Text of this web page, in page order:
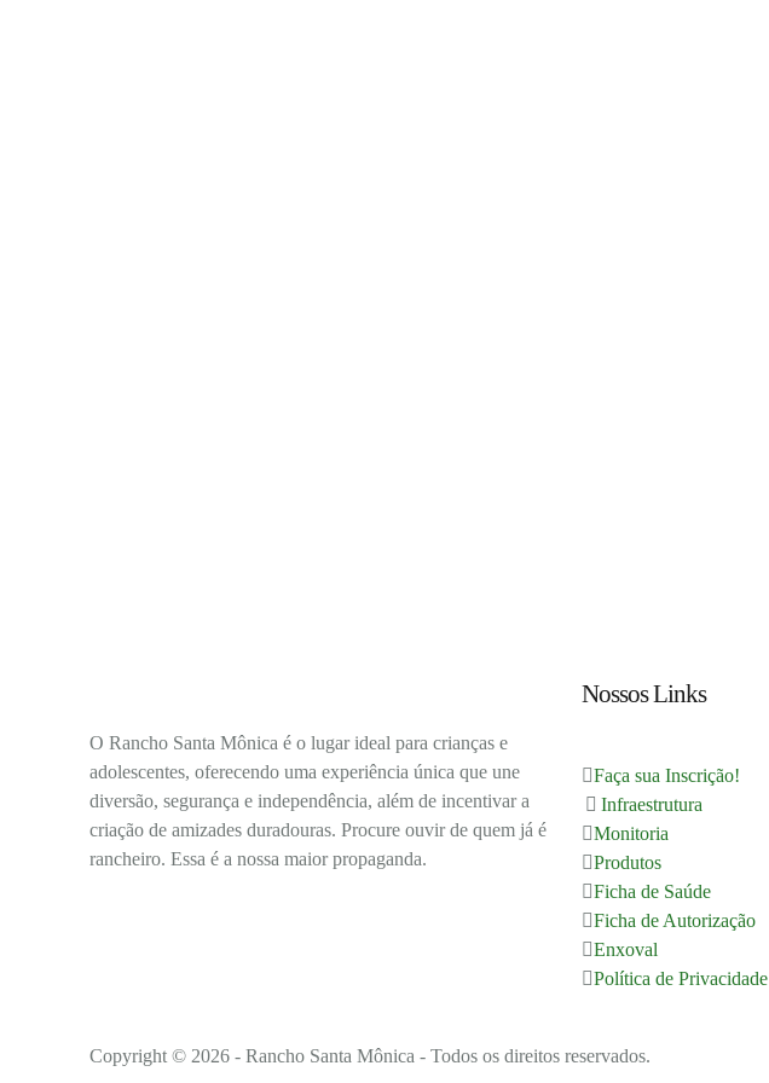
O Rancho Santa Mônica é o lugar ideal para crianças e
adolescentes, oferecendo uma experiência única que une
diversão, segurança e independência, além de incentivar a
criação de amizades duradouras. Procure ouvir de quem já é
rancheiro. Essa é a nossa maior propaganda.
Nossos Links
Faça sua Inscrição!
Infraestrutura
Monitoria
Produtos
Ficha de Saúde
Ficha de Autorização
Enxoval
Política de Privacidade
Copyright © 2026 - Rancho Santa Mônica - Todos os direitos reservados.